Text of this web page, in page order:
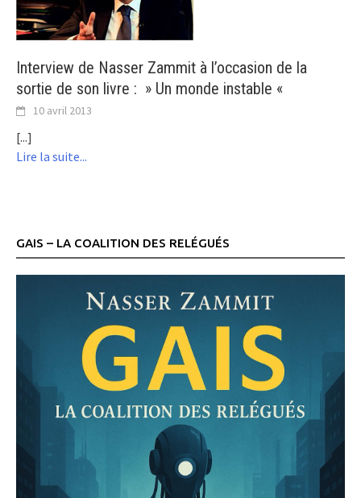
Interview de Nasser Zammit à l’occasion de la
sortie de son livre : » Un monde instable «
10 avril 2013
[...]
Lire la suite...
GAIS – LA COALITION DES RELÉGUÉS